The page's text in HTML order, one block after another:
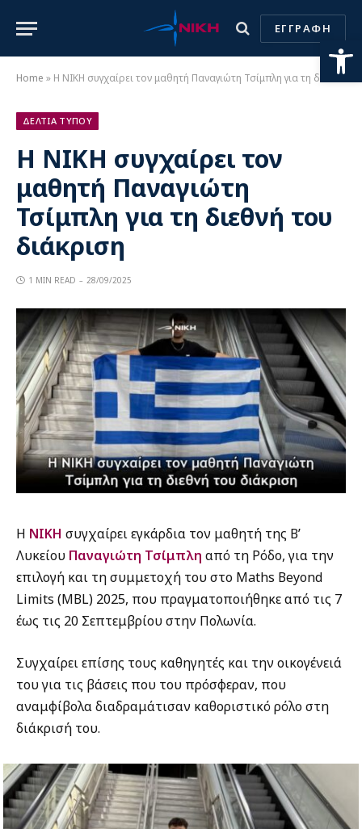
ΕΓΓΡΑΦΗ
Home » Η ΝΙΚΗ συγχαίρει τον μαθητή Παναγιώτη Τσίμπλη για τη διεθνή του διάκριση
ΔΕΛΤΙΑ ΤΥΠΟΥ
Η ΝΙΚΗ συγχαίρει τον
μαθητή Παναγιώτη
Τσίμπλη για τη διεθνή του
διάκριση
1 MIN READ 28/09/2025
Η ΝΙΚΗ συγχαίρει εγκάρδια τον μαθητή της Β’
Λυκείου Παναγιώτη Τσίμπλη από τη Ρόδο, για την
επιλογή και τη συμμετοχή του στο Maths Beyond
Limits (MBL) 2025, που πραγματοποιήθηκε από τις 7
έως τις 20 Σεπτεμβρίου στην Πολωνία.
Συγχαίρει επίσης τους καθηγητές και την οικογένειά
του για τις βάσεις που του πρόσφεραν, που
αναμφίβολα διαδραμάτισαν καθοριστικό ρόλο στη
διάκρισή του.